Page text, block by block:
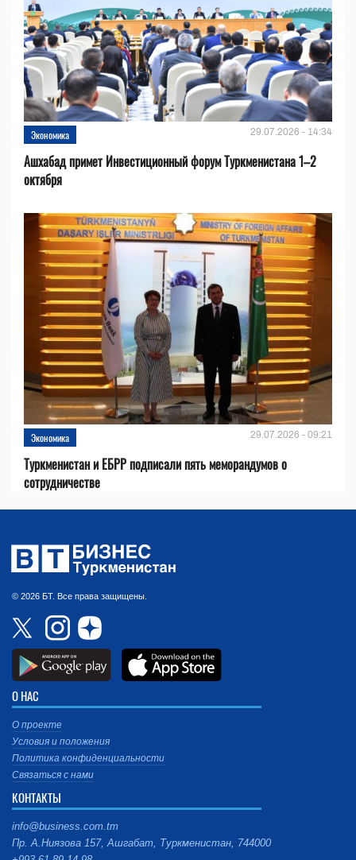
Экономика 29.07.2026 - 14:34
Ашхабад примет Инвестиционный форум Туркменистана 1–2
октября
Экономика 29.07.2026 - 09:21
Туркменистан и ЕБРР подписали пять меморандумов о
сотрудничестве
© 2026 БТ. Все права защищены.
О НАС
О проекте
Условия и положения
Политика конфиденциальности
Связаться с нами
КОНТАКТЫ
info@business.com.tm
Пр. А.Ниязова 157, Ашгабат, Туркменистан, 744000